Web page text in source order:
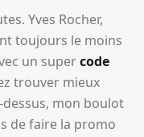
Yves Rocher,
toujours le moins
un supercode
trouver mieux
dessus, mon boulot
de faire la promo